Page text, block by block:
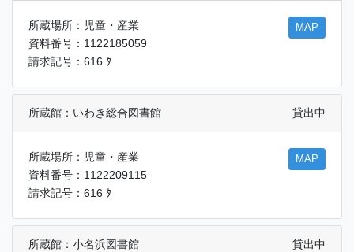
所蔵場所：児童・産業
資料番号：1122185059
請求記号：616 ﾀ
MAP
所蔵館：いわき総合図書館 貸出中
所蔵場所：児童・産業
資料番号：1122209115
請求記号：616 ﾀ
MAP
所蔵館：小名浜図書館 貸出中